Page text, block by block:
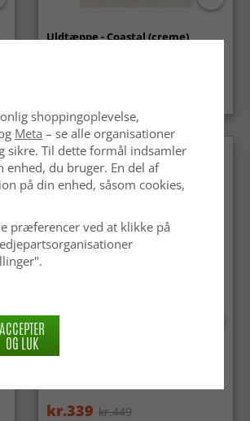
Uldtæppe - Coastal (creme)
Wilton-tæppe - Gombalia
kr.339 kr.449
shoppingoplevelse,
Meta – se alle organisationer
sikre. Til dette formål indsamler
du bruger. En del af
på din enhed, såsom cookies,
præferencer ved at klikke på
ACCEPTER
OG LUK